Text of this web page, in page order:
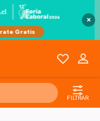
×
FILTRAR